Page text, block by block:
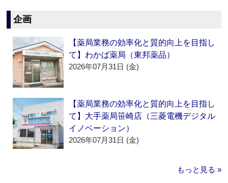
企画
【薬局業務の効率化と質的向上を目指し
て】わかば薬局（東邦薬品）
2026年07月31日 (金)
【薬局業務の効率化と質的向上を目指し
て】大手薬局笹崎店（三菱電機デジタル
イノベーション）
2026年07月31日 (金)
もっと見る »